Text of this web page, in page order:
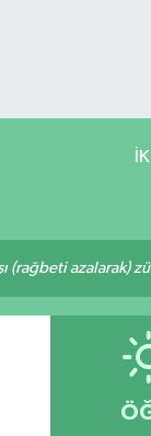
(rağbeti azalarak)